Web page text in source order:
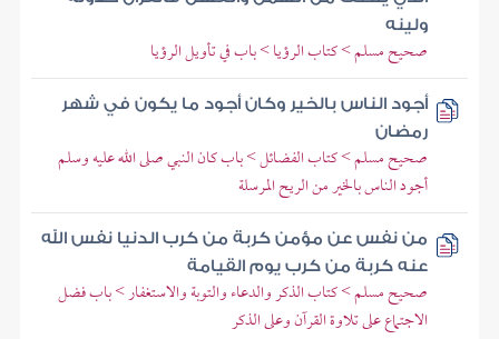
ولينه
صحيح مسلم > كتاب الرؤيا > باب في تأويل الرؤيا
أجود الناس بالخير وكان أجود ما يكون في شهر
رمضان
صحيح مسلم > كتاب الفضائل > باب كان النبي صلى الله عليه وسلم
أجود الناس بالخير من الريح المرسلة
من نفس عن مؤمن كربة من كرب الدنيا نفس الله
عنه كربة من كرب يوم القيامة
صحيح مسلم > كتاب الذكر والدعاء والتوبة والاستغفار > باب فضل
الاجتماع على تلاوة القرآن وعلى الذكر